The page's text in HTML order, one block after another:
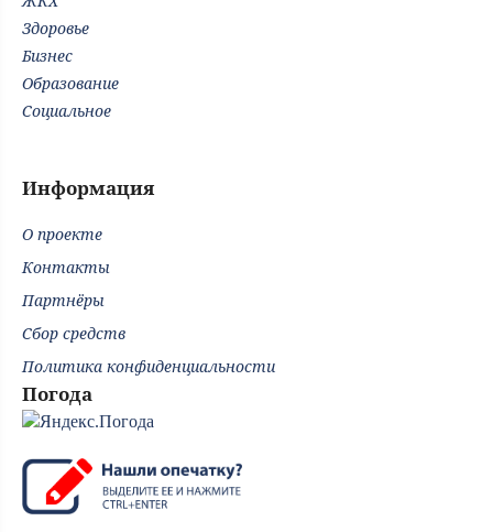
Здоровье
Бизнес
Образование
Социальное
Информация
О проекте
Контакты
Партнёры
Сбор средств
Политика конфиденциальности
Погода